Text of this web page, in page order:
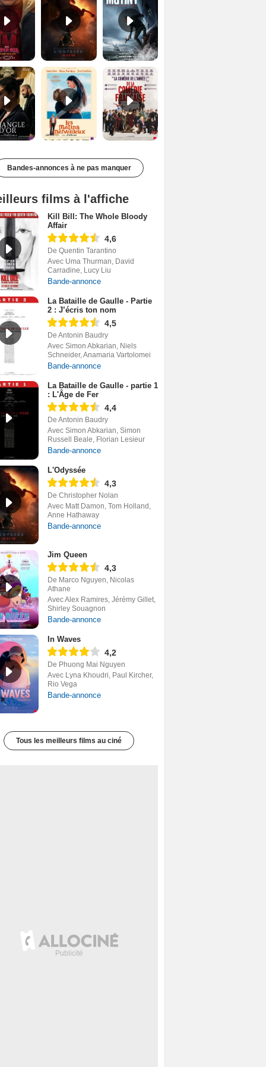
Les Matins merveilleux Bande-annonce VF De la Comédie-Française Teaser VF
Bandes-annonces à ne pas manquer
films à l'affiche
Kill Bill: The Whole Bloody
Affair
4,6
De Quentin Tarantino
Avec Uma Thurman, David
Carradine, Lucy Liu
Bande-annonce
La Bataille de Gaulle - Partie
2 : J’écris ton nom
4,5
De Antonin Baudry
Avec Simon Abkarian, Niels
Schneider, Anamaria Vartolomei
Bande-annonce
La Bataille de Gaulle - partie 1
: L'Âge de Fer
4,4
De Antonin Baudry
Avec Simon Abkarian, Simon
Russell Beale, Florian Lesieur
Bande-annonce
L'Odyssée
4,3
De Christopher Nolan
Avec Matt Damon, Tom Holland,
Anne Hathaway
Bande-annonce
Jim Queen
4,3
De Marco Nguyen, Nicolas
Athane
Avec Alex Ramires, Jérémy Gillet,
Shirley Souagnon
Bande-annonce
In Waves
4,2
De Phuong Mai Nguyen
Avec Lyna Khoudri, Paul Kircher,
Rio Vega
Bande-annonce
Tous les meilleurs films au ciné